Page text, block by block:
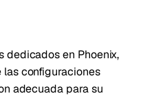
dedicados en Phoenix,
las configuraciones
adecuada para su